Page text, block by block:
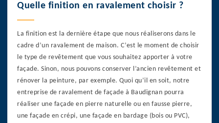
Quelle finition en ravalement choisir ?
La finition est la dernière étape que nous réaliserons dans le
cadre d’un ravalement de maison. C’est le moment de choisir
le type de revêtement que vous souhaitez apporter à votre
façade. Sinon, nous pouvons conserver l’ancien revêtement et
rénover la peinture, par exemple. Quoi qu’il en soit, notre
entreprise de ravalement de façade à Baudignan pourra
réaliser une façade en pierre naturelle ou en fausse pierre,
une façade en crépi, une façade en bardage (bois ou PVC),